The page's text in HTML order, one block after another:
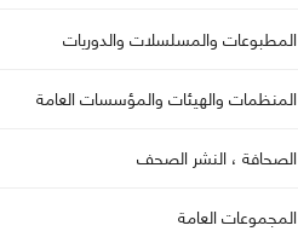
المطبوعات والمسلسلات والدوريات
المنظمات والهيئات والمؤسسات العامة
الصحافة ، النشر الصحف
المجموعات العامة